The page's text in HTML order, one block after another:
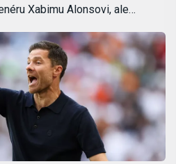
Xabimu Alonsovi, ale…